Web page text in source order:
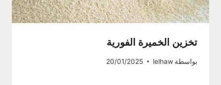
تخزين الخميرة الفورية
بواسطة lelhaw
20/01/2025